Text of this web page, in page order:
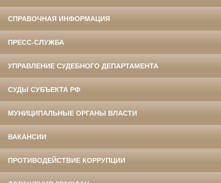
СПРАВОЧНАЯ ИНФОРМАЦИЯ
ПРЕСС-СЛУЖБА
УПРАВЛЕНИЕ СУДЕБНОГО ДЕПАРТАМЕНТА
СУДЫ СУБЪЕКТА РФ
МУНИЦИПАЛЬНЫЕ ОРГАНЫ ВЛАСТИ
ВАКАНСИИ
ПРОТИВОДЕЙСТВИЕ КОРРУПЦИИ